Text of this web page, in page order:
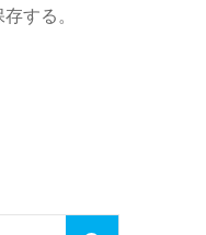
する。